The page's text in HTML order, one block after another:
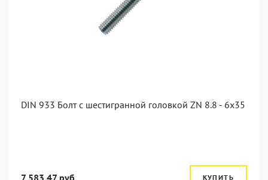
DIN 933 Болт с шестигранной головкой ZN 8.8 - 6x35
7 583.47 руб. КУПИТЬ